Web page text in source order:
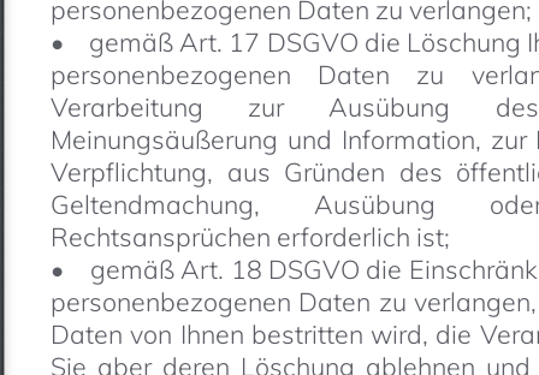
personenbezogenen Daten zu verlangen;
• gemäß Art. 17 DSGVO die Löschung
personenbezogenen Daten zu
Verarbeitung zur Ausübung
Meinungsäußerung und Information,
Verpflichtung, aus Gründen des
Geltendmachung, Ausübung
Rechtsansprüchen erforderlich ist;
• gemäß Art. 18 DSGVO die
personenbezogenen Daten zu
Daten von Ihnen bestritten wird, die
Sie aber deren Löschung ablehnen